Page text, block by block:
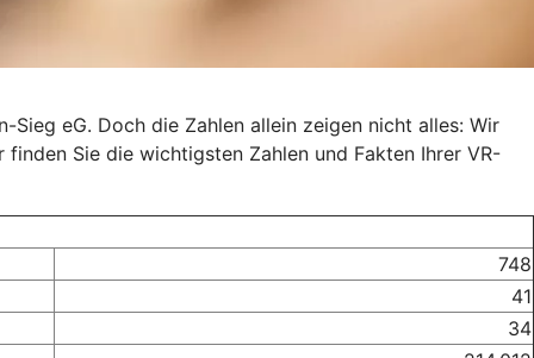
Sieg eG. Doch die Zahlen allein zeigen nicht alles: Wir
Sie die wichtigsten Zahlen und Fakten Ihrer VR-
748
41
34